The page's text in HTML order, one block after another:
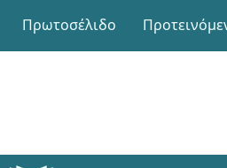
Πρωτοσέλιδο